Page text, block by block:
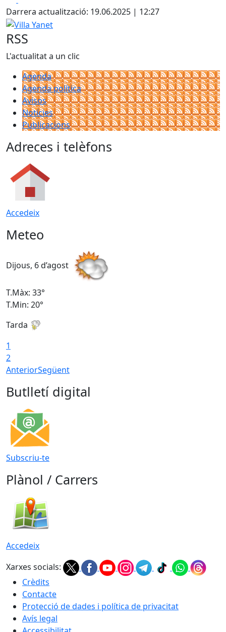
+
−
Darrera actualització: 19.06.2025 | 12:27
Villa Yanet
RSS
L'actualitat a un clic
Agenda
Agenda política
Avisos
Notícies
Publicacions
Adreces i telèfons
Accedeix
Meteo
Dijous, 6 d’agost
T.Màx: 33°
T.Min: 20°
Tarda
1
2
AnteriorSegüent
Butlletí digital
Subscriu-te
Plànol / Carrers
Accedeix
Xarxes socials:
Crèdits
Contacte
Protecció de dades i política de privacitat
Avís legal